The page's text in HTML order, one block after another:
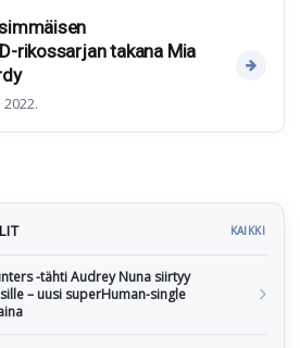
rikossarjan takana Mia
KAIKKI
-tähti Audrey Nuna siirtyy
– uusi superHuman-single